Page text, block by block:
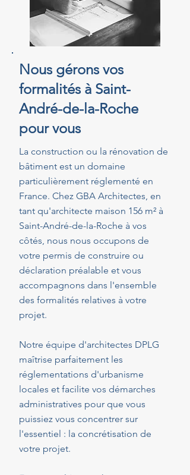
Nous gérons vos
formalités à Saint-
André-de-la-Roche
pour vous
La construction ou la rénovation de
bâtiment est un domaine
particulièrement réglementé en
France. Chez GBA Architectes, en
tant qu'architecte maison 156 m² à
Saint-André-de-la-Roche à vos
côtés, nous nous occupons de
votre permis de construire ou
déclaration préalable et vous
accompagnons dans l'ensemble
des formalités relatives à votre
projet.
Notre équipe d'architectes DPLG
maîtrise parfaitement les
réglementations d'urbanisme
locales et facilite vos démarches
administratives pour que vous
puissiez vous concentrer sur
l'essentiel : la concrétisation de
votre projet.